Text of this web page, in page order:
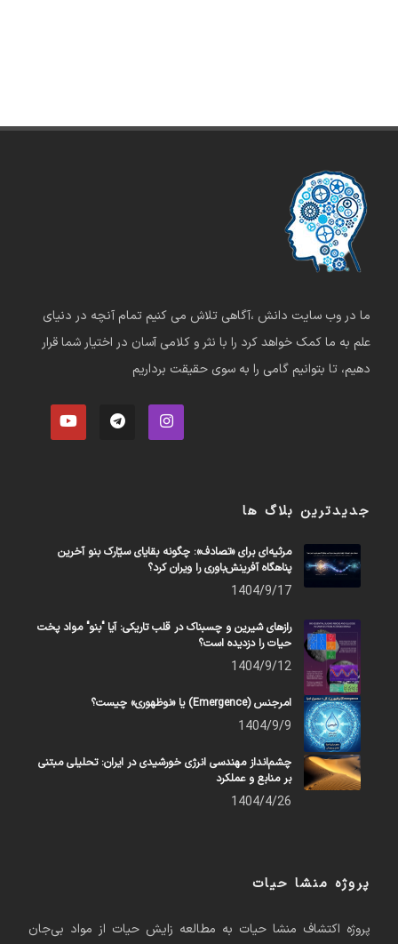
ما در وب سایت دانش ،آگاهی تلاش می کنیم تمام آنچه در دنیای
علم به ما کمک خواهد کرد را با نثر و کلامی آسان در اختیار شما قرار
دهیم، تا بتوانیم گامی را به سوی حقیقت برداریم
جدیدترین بلاگ ها
مرثیه‌ای برای «تصادف»: چگونه بقایای سیّارک بنو آخرین
پناهگاه آفرینش‌باوری را ویران کرد؟
1404/9/17
رازهای شیرین و چسبناک در قلب تاریکی: آیا "بنو" مواد پخت
حیات را دزدیده است؟
1404/9/12
امرجنس (Emergence) یا «نوظهوری» چیست؟
1404/9/9
چشم‌انداز مهندسی انرژی خورشیدی در ایران: تحلیلی مبتنی
بر منابع و عملکرد
1404/4/26
پروژه منشا حیات
پروژه اکتشاف منشا حیات به مطالعه زایش حیات از مواد بی‌جان